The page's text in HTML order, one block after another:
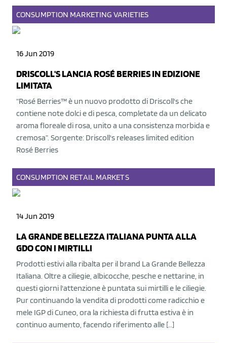
CONSUMPTION MARKETING VARIETIES
16 Jun 2019
DRISCOLL'S LANCIA ROSÉ BERRIES IN EDIZIONE
LIMITATA
“Rosé Berries™ è un nuovo prodotto di Driscoll's che
contiene note dolci e di pesca, completate da un delicato
aroma floreale di rosa, unito a una consistenza morbida e
cremosa”. Sorgente: Driscoll's releases limited edition
Rosé Berries
CONSUMPTION RETAIL MARKETS
14 Jun 2019
LA GRANDE BELLEZZA ITALIANA PUNTA ALLA
GDO CON I MIRTILLI
Prodotti estivi alla ribalta per il brand La Grande Bellezza
Italiana. Oltre a ciliegie, albicocche, pesche e nettarine, in
questi giorni l'attenzione è puntata sui mirtilli e le ciliegie.
Pur continuando la vendita di prodotti come radicchio e
mele IGP di Cuneo, ora la richiesta di frutta estiva è in
continuo aumento, facendo riferimento alle […]